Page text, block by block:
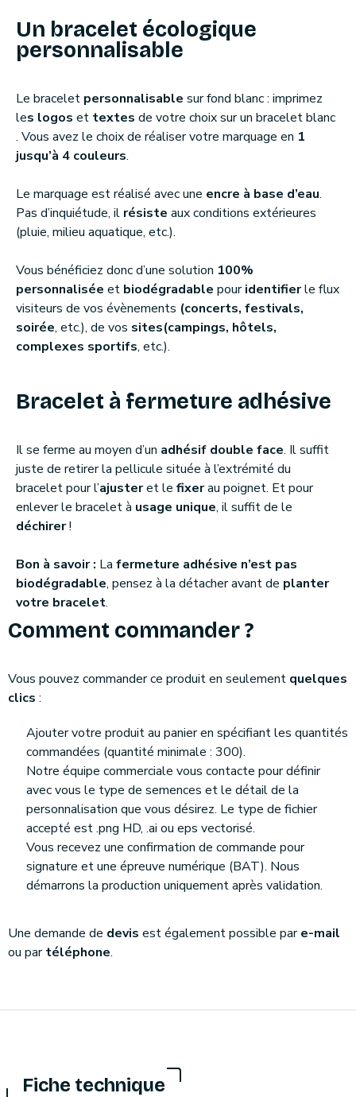
Un bracelet écologique
personnalisable
Le bracelet personnalisable sur fond blanc : imprimez
les logos et textes de votre choix sur un bracelet blanc
. Vous avez le choix de réaliser votre marquage en 1
jusqu’à 4 couleurs.
Le marquage est réalisé avec une encre à base d’eau.
Pas d’inquiétude, il résiste aux conditions extérieures
(pluie, milieu aquatique, etc.).
Vous bénéficiez donc d’une solution 100%
personnalisée et biodégradable pouridentifierle flux
visiteurs de vos évènements (concerts, festivals,
soirée, etc.), de vos sites(campings, hôtels,
complexes sportifs, etc.).
Bracelet à fermeture adhésive
Il se ferme au moyen d’un adhésif double face. Il suffit
juste de retirer la pellicule située à l’extrémité du
bracelet pour l’ajusteret le fixerau poignet. Et pour
enlever le bracelet à usage unique, il suffit de le
déchirer!
Bon à savoir : La fermeture adhésive n’est pas
biodégradable, pensez à la détacher avant de planter
votre bracelet.
Comment commander ?
Vous pouvez commander ce produit en seulement quelques
clics :
Ajouter votre produit au panier en spécifiant les quantités
commandées (quantité minimale : 300).
Notre équipe commerciale vous contacte pour définir
avec vous le type de semences et le détail de la
personnalisation que vous désirez. Le type de fichier
accepté est .png HD, .ai ou eps vectorisé.
Vous recevez une confirmation de commande pour
signature et une épreuve numérique (BAT). Nous
démarrons la production uniquement après validation.
Une demande de devis est également possible pare-mail
ou partéléphone.
Fiche technique